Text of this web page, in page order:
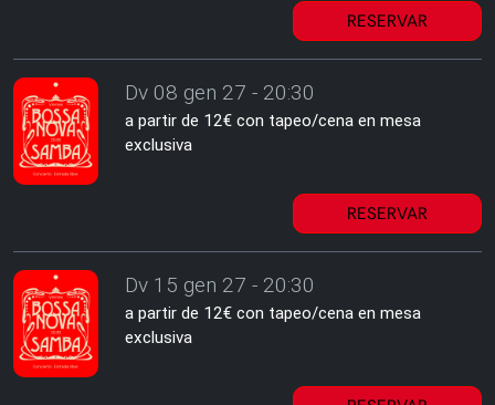
RESERVAR
Dv 08 gen 27 - 20:30
a partir de 12€ con tapeo/cena en mesa
exclusiva
RESERVAR
Dv 15 gen 27 - 20:30
a partir de 12€ con tapeo/cena en mesa
exclusiva